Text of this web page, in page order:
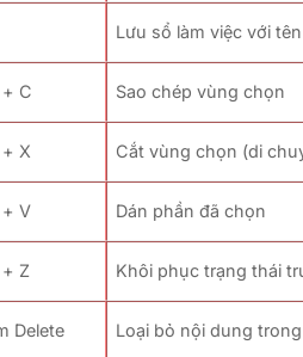
Lưu sổ làm việc với
C Sao chép vùng chọn
X Cắt vùng chọn (di
V Dán phần đã chọn
Z Khôi phục trạng thái
Delete Loại bỏ nội dung